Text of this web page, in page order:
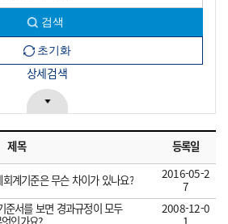
상세검색
제목 등록일
계기준은 무슨 차이가 있나요?
2016-05-2
7
준서를 보면 경과규정이 모두
2008-12-0